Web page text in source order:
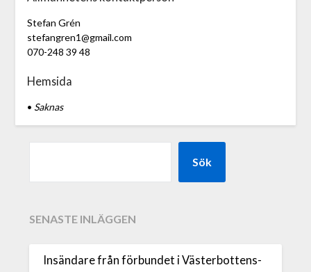
Stefan Grén
stefangren1@gmail.com
070-248 39 48
Hemsida
• Saknas
Sök
SENASTE INLÄGGEN
Insändare från förbundet i Västerbottens-